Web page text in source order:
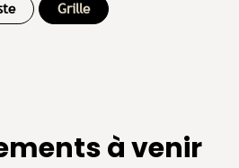
Grille
à venir